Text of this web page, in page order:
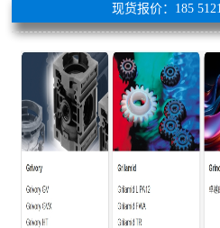
现货报价：185